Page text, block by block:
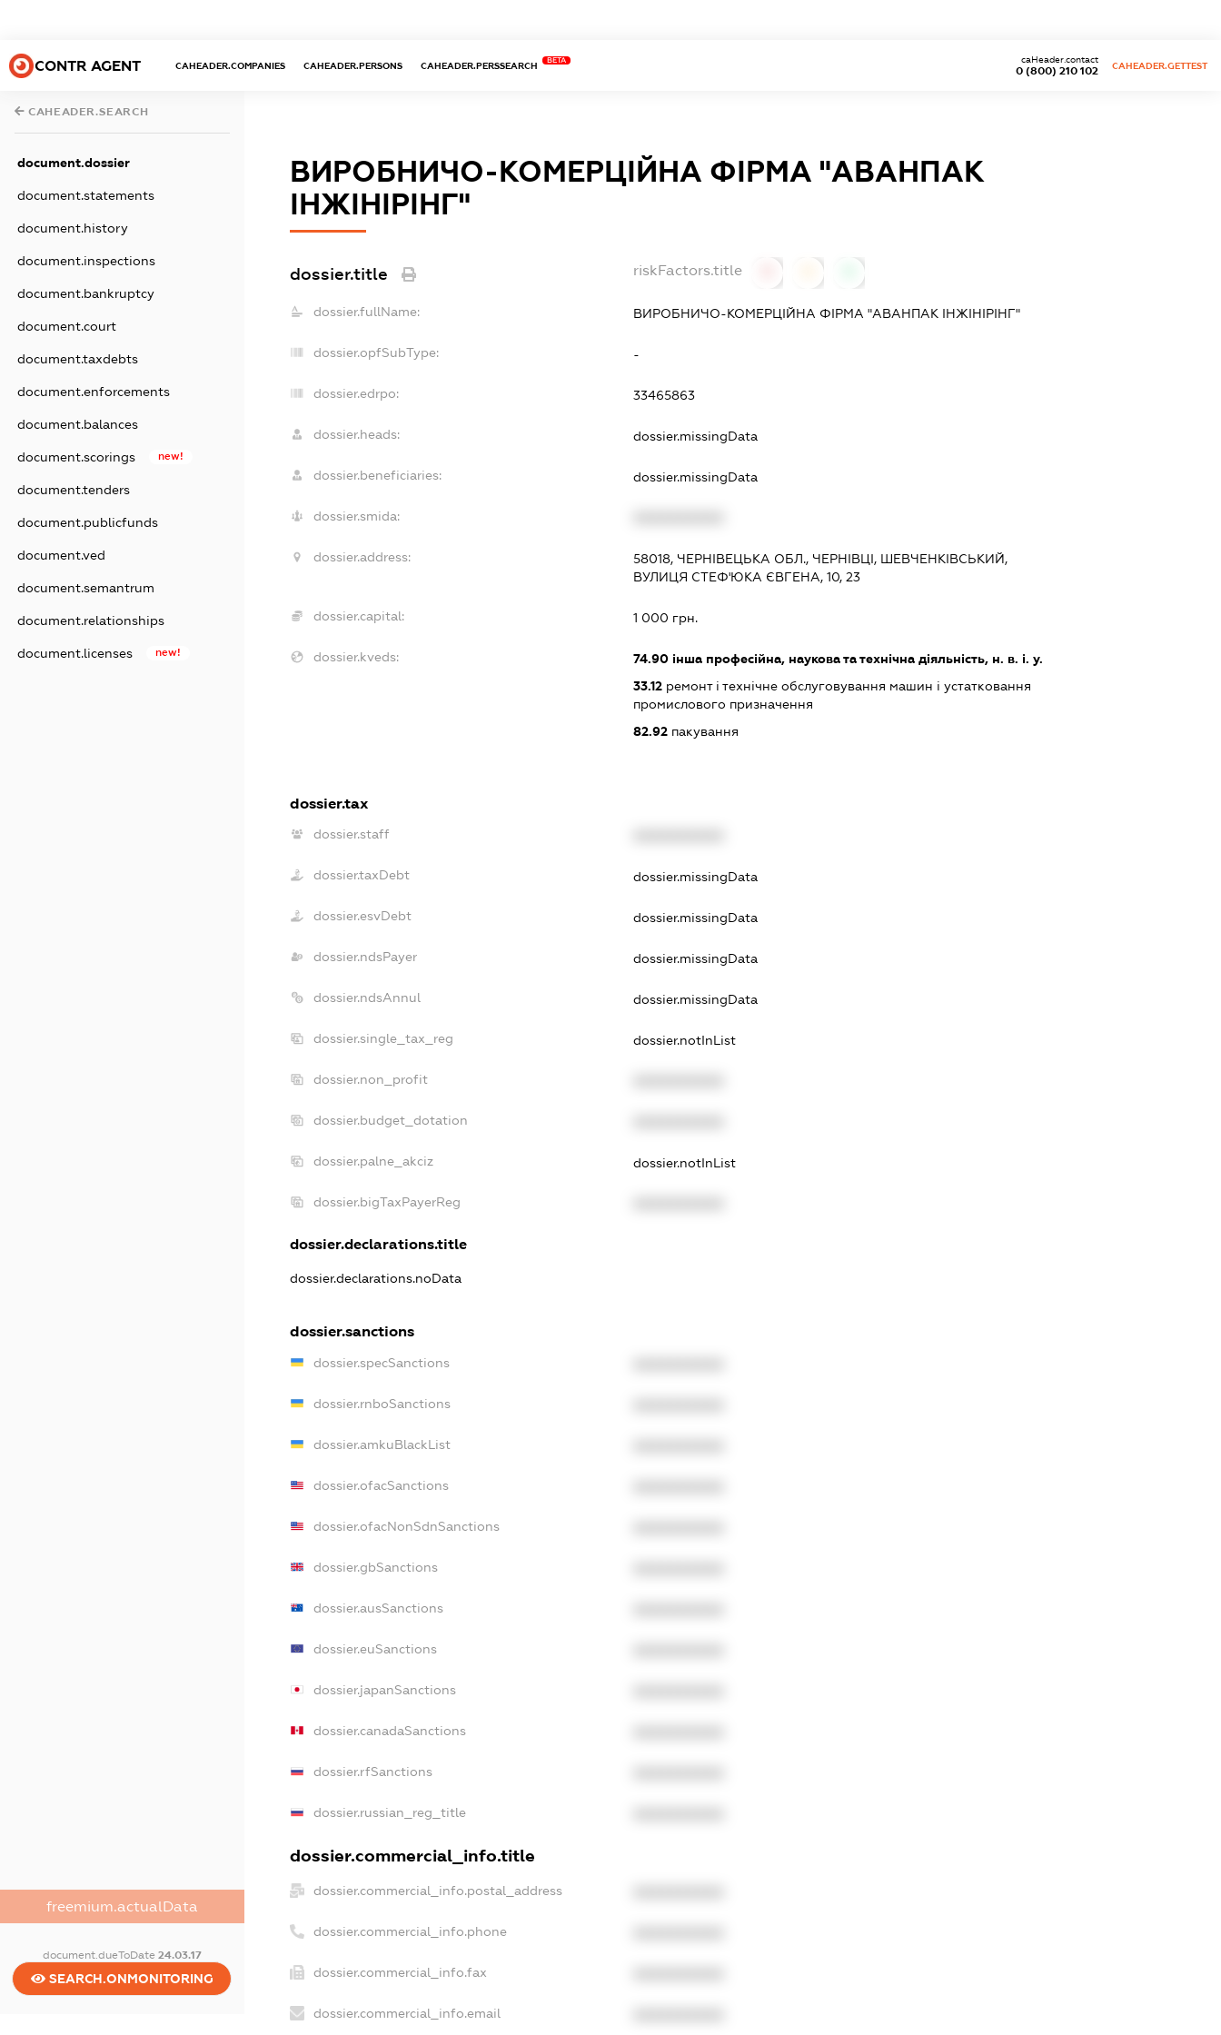
CONTR AGENT CAHEADER.COMPANIES CAHEADER.PERSONS CAHEADER.PERSSEARCH
BETA
0 (800) 210 102
caHeader.contact
CAHEADER.GETTEST
CAHEADER.SEARCH
document.dossier
document.statements
document.history
document.inspections
document.bankruptcy
document.court
document.taxdebts
document.enforcements
document.balances
document.scorings new!
document.tenders
document.publicfunds
document.ved
document.semantrum
document.relationships
document.licenses new!
freemium.actualData
document.dueToDate 24.03.17
SEARCH.ONMONITORING
ВИРОБНИЧО-КОМЕРЦІЙНА ФІРМА "АВАНПАК
ІНЖІНІРІНГ"
dossier.title riskFactors.title
dossier.fullName: ВИРОБНИЧО-КОМЕРЦІЙНА ФІРМА "АВАНПАК ІНЖІНІРІНГ"
dossier.opfSubType: -
dossier.edrpo: 33465863
dossier.heads: dossier.missingData
dossier.beneficiaries: dossier.missingData
dossier.smida:
dossier.address:
58018, ЧЕРНІВЕЦЬКА ОБЛ., ЧЕРНІВЦІ, ШЕВЧЕНКІВСЬКИЙ,
ВУЛИЦЯ СТЕФ'ЮКА ЄВГЕНА, 10, 23
dossier.capital: 1 000 грн.
dossier.kveds: 74.90 інша професійна, наукова та технічна діяльність, н. в. і. у.
33.12 ремонт і технічне обслуговування машин і устатковання
промислового призначення
82.92 пакування
dossier.tax
dossier.staff
dossier.taxDebt dossier.missingData
dossier.esvDebt dossier.missingData
dossier.ndsPayer dossier.missingData
dossier.ndsAnnul dossier.missingData
dossier.single_tax_reg dossier.notInList
dossier.non_profit
dossier.budget_dotation
dossier.palne_akciz dossier.notInList
dossier.bigTaxPayerReg
dossier.declarations.title
dossier.declarations.noData
dossier.sanctions
dossier.specSanctions
dossier.rnboSanctions
dossier.amkuBlackList
dossier.ofacSanctions
dossier.ofacNonSdnSanctions
dossier.gbSanctions
dossier.ausSanctions
dossier.euSanctions
dossier.japanSanctions
dossier.canadaSanctions
dossier.rfSanctions
dossier.russian_reg_title
dossier.commercial_info.title
dossier.commercial_info.postal_address
dossier.commercial_info.phone
dossier.commercial_info.fax
dossier.commercial_info.email